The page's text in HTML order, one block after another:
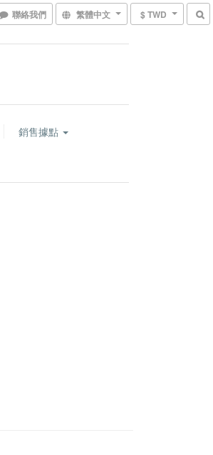
聯絡我們 繁體中文 $ TWD
銷售據點